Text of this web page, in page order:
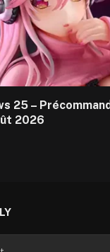
25 –
2026